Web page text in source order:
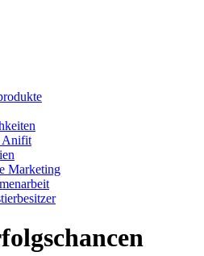
Anifit
Marketing